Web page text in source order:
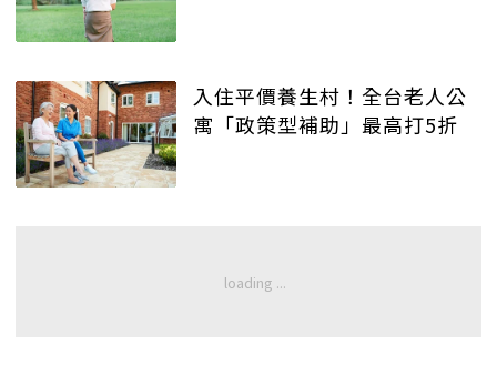
入住平價養生村！全台老人公
寓「政策型補助」最高打5折